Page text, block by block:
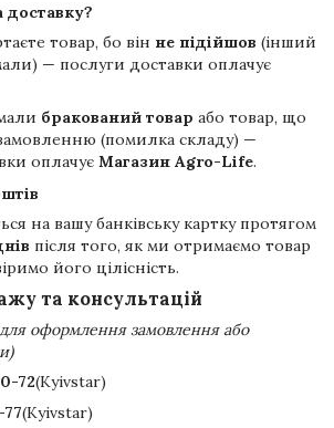
доставку?
товар, бо він не підійшов (інший
— послуги доставки оплачує
бракований товар або товар, що
(помилка складу) —
оплачує Магазин Agro-Life.
на вашу банківську картку протягом
після того, як ми отримаємо товар
його цілісність.
та консультацій
оформлення замовлення або
72(Kyivstar)
(Kyivstar)